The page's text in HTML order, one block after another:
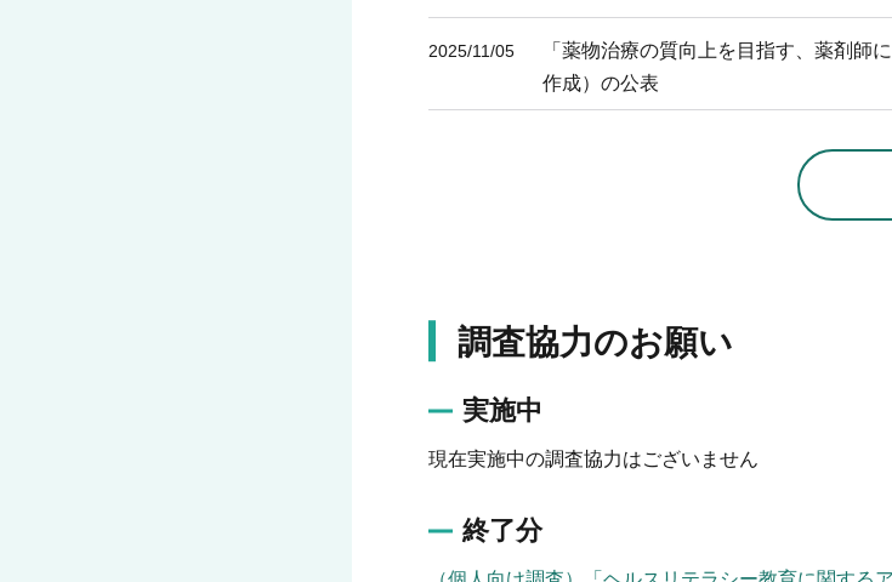
2025/11/05
「薬物治療の質向上を目指す、薬剤師
作成）の公表
調査協力のお願い
実施中
現在実施中の調査協力はございません
終了分